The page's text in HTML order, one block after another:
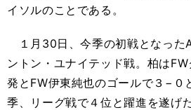
イソルのことである。
１月30日、今季の初戦となった
ントン・ユナイテッド戦。柏は
発とFW伊東純也のゴールで３−０
季、リーグ戦で４位と躍進を遂げ